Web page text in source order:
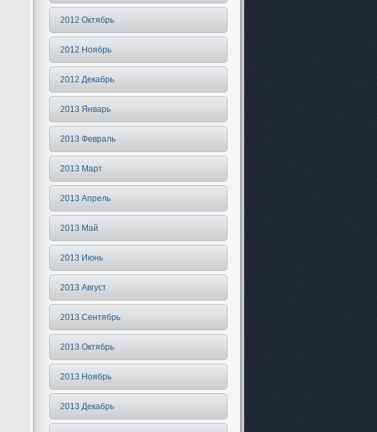
2012 Октябрь
2012 Ноябрь
2012 Декабрь
2013 Январь
2013 Февраль
2013 Март
2013 Апрель
2013 Май
2013 Июнь
2013 Август
2013 Сентябрь
2013 Октябрь
2013 Ноябрь
2013 Декабрь